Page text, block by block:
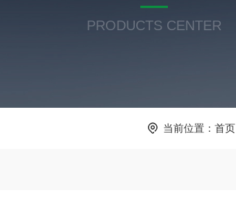
PRODUCTS CENTER
当前位置： 首页